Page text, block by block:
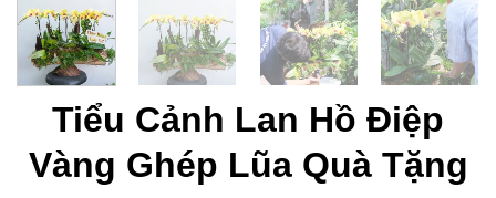
Tiểu Cảnh Lan Hồ Điệp
Vàng Ghép Lũa Quà Tặng